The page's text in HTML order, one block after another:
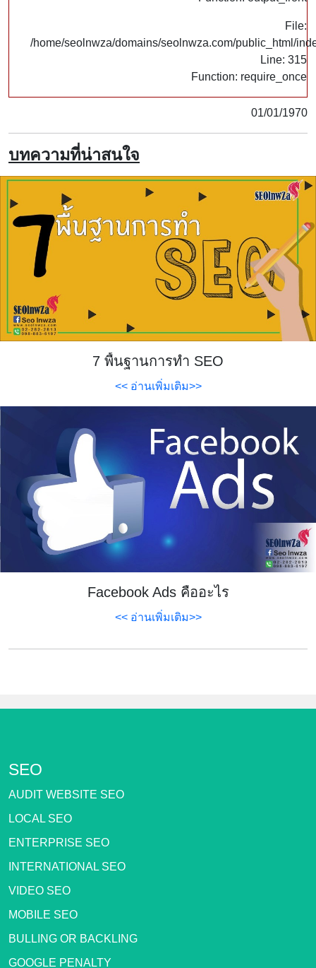
File:
/home/seolnwza/domains/seolnwza.com/public_html/
Line: 315
Function: require_once
01/01/1970
บทความที่น่าสนใจ
7 พื้นฐานการทำ SEO
<< อ่านเพิ่มเติม>>
Facebook Ads คืออะไร
<< อ่านเพิ่มเติม>>
SEO
AUDIT WEBSITE SEO
LOCAL SEO
ENTERPRISE SEO
INTERNATIONAL SEO
VIDEO SEO
MOBILE SEO
BULLING OR BACKLING
GOOGLE PENALTY